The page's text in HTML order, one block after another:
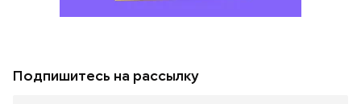
Подпишитесь на рассылку